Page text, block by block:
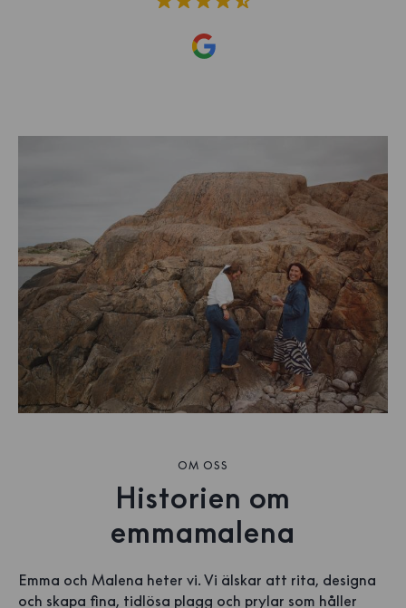
OM OSS
Historien om
emmamalena
Emma och Malena heter vi. Vi älskar att rita, designa
och skapa fina, tidlösa plagg och prylar som håller